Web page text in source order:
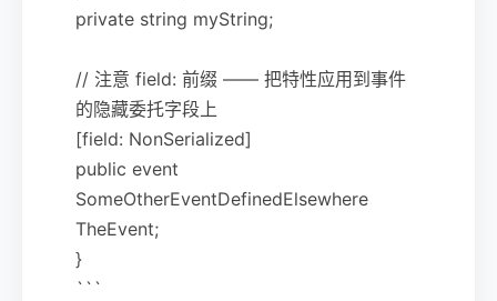
private string myString;
// 注意 field: 前缀 —— 把特性应用到事件
的隐藏委托字段上
[field: NonSerialized]
public event
SomeOtherEventDefinedElsewhere
TheEvent;
}
```